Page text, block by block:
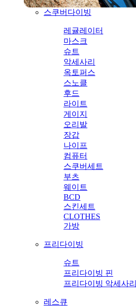
스쿠버다이빙
레귤레이터
마스크
슈트
악세사리
옥토퍼스
스노클
후드
라이트
게이지
오리발
장갑
나이프
컴퓨터
스쿠버세트
부츠
웨이트
BCD
스킨세트
CLOTHES
가방
프리다이빙
슈트
프리다이빙 핀
프리다이빙 악세사리
레스큐